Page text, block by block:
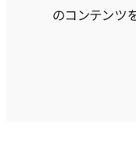
のコンテンツ